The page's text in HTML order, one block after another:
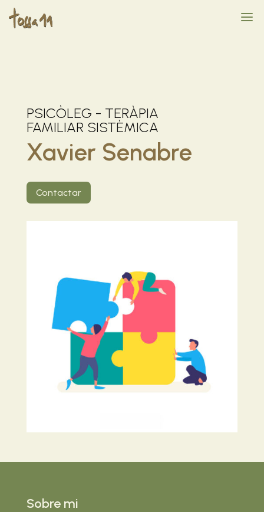
PSICÒLEG - TERÀPIA
FAMILIAR SISTÈMICA
Xavier Senabre
Contactar
Sobre mi